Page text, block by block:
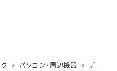
パソコン・周辺機器
デ